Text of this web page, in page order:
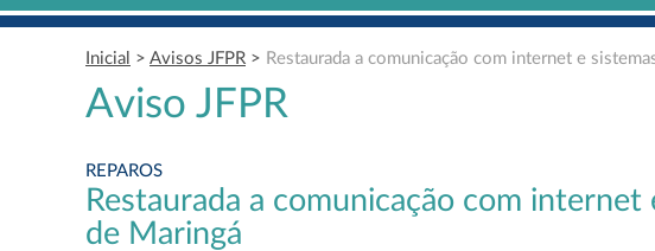
Inicial > Avisos JFPR > Restaurada a comunicação com internet e
Aviso JFPR
REPAROS
Restaurada a comunicação com
de Maringá